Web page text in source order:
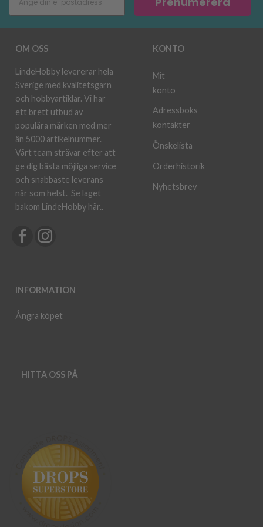
OM OSS
LindeHobby levererar hela
Sverige med kvalitetsgarn
och hobbyartiklar. Vi har
ett brett utbud av
populära märken med mer
än 5000 artikelnummer.
Vårt team strävar efter att
ge dig bästa möjliga service
och snabbaste leverans
när som helst. Se laget
bakom LindeHobby här..
INFORMATION
Ångra köpet
KONTO
Mit
konto
Adressboks
kontakter
Önskelista
Orderhistorik
Nyhetsbrev
HITTA OSS PÅ